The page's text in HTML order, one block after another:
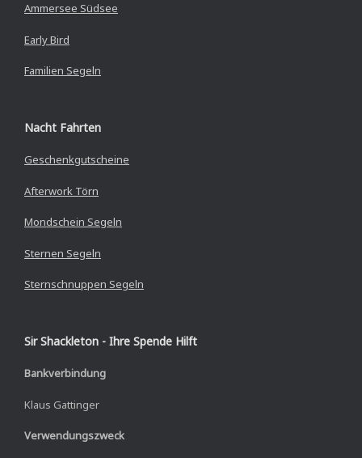
Ammersee Südsee
Early Bird
Familien Segeln
Nacht Fahrten
Geschenkgutscheine
Afterwork Törn
Mondschein Segeln
Sternen Segeln
Sternschnuppen Segeln
Sir Shackleton - Ihre Spende Hilft
Bankverbindung
Klaus Gattinger
Verwendungszweck